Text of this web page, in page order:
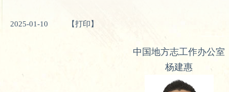
2025-01-10 【打印】
中国地方志工作办公室
杨建惠